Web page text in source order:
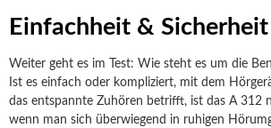
Einfachheit & Sicherheit
Weiter geht es im Test: Wie steht es um die
Ist es einfach oder kompliziert, mit dem
das entspannte Zuhören betrifft, ist das A 312
wenn man sich überwiegend in ruhigen